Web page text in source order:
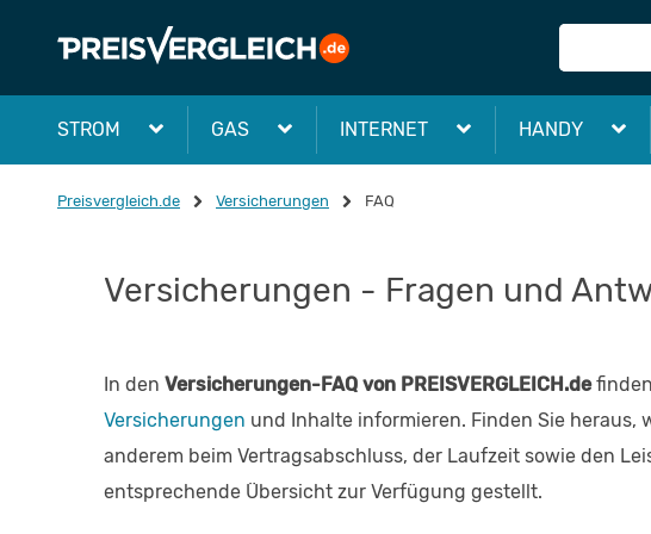
STROM GAS INTERNET HANDY
Preisvergleich.de Versicherungen FAQ
Versicherungen - Fragen und
In den Versicherungen-FAQ von PREISVERGLEICH.de
Versicherungen und Inhalte informieren. Finden Sie
anderem beim Vertragsabschluss, der Laufzeit sowie den
entsprechende Übersicht zur Verfügung gestellt.